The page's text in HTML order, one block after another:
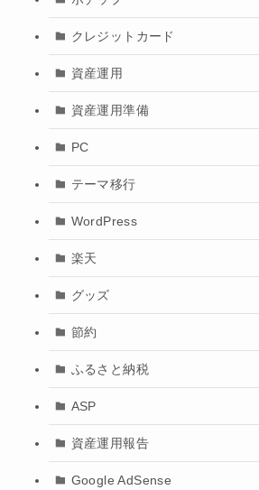
クレジットカード
資産運用
資産運用準備
PC
テーマ移行
WordPress
楽天
グッズ
節約
ふるさと納税
ASP
資産運用報告
Google AdSense